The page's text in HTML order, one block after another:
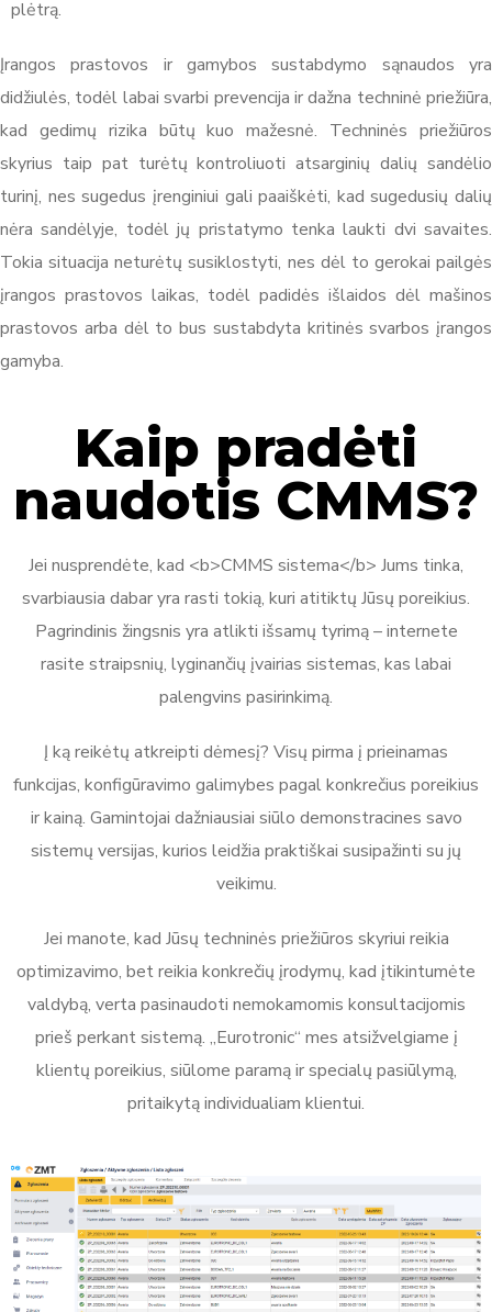
plėtrą.
Įrangos prastovos ir gamybos sustabdymo sąnaudos yra
didžiulės, todėl labai svarbi prevencija ir dažna techninė priežiūra,
kad gedimų rizika būtų kuo mažesnė. Techninės priežiūros
skyrius taip pat turėtų kontroliuoti atsarginių dalių sandėlio
turinį, nes sugedus įrenginiui gali paaiškėti, kad sugedusių dalių
nėra sandėlyje, todėl jų pristatymo tenka laukti dvi savaites.
Tokia situacija neturėtų susiklostyti, nes dėl to gerokai pailgės
įrangos prastovos laikas, todėl padidės išlaidos dėl mašinos
prastovos arba dėl to bus sustabdyta kritinės svarbos įrangos
gamyba.
Kaip pradėti
naudotis CMMS?
Jei nusprendėte, kad <b>CMMS sistema</b> Jums tinka,
svarbiausia dabar yra rasti tokią, kuri atitiktų Jūsų poreikius.
Pagrindinis žingsnis yra atlikti išsamų tyrimą – internete
rasite straipsnių, lyginančių įvairias sistemas, kas labai
palengvins pasirinkimą.
Į ką reikėtų atkreipti dėmesį? Visų pirma į prieinamas
funkcijas, konfigūravimo galimybes pagal konkrečius poreikius
ir kainą. Gamintojai dažniausiai siūlo demonstracines savo
sistemų versijas, kurios leidžia praktiškai susipažinti su jų
veikimu.
Jei manote, kad Jūsų techninės priežiūros skyriui reikia
optimizavimo, bet reikia konkrečių įrodymų, kad įtikintumėte
valdybą, verta pasinaudoti nemokamomis konsultacijomis
prieš perkant sistemą. „Eurotronic“ mes atsižvelgiame į
klientų poreikius, siūlome paramą ir specialų pasiūlymą,
pritaikytą individualiam klientui.